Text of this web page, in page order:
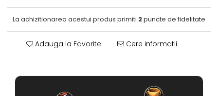
Fantastice
Aventură
Abstracte
La achizitionarea acestui produs primiti 2puncte de fidelitate
Adauga la Favorite Cere informatii